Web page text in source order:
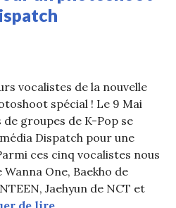
vocalistes de la nouvelle
spécial ! Le 9 Mai
groupes de K-Pop se
Dispatch pour une
ces cinq vocalistes nous
One, Baekho de
Jaehyun de NCT et
de lire5 vocalistes de